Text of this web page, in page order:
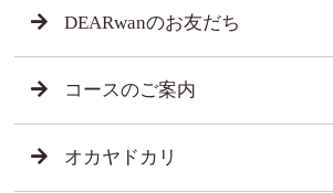
DEARwanのお友だち
コースのご案内
オカヤドカリ